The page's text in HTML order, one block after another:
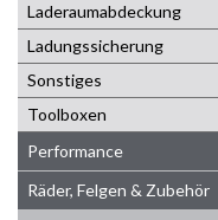
Laderaumabdeckung
Ladungssicherung
Sonstiges
Toolboxen
Performance
Räder, Felgen & Zubehör